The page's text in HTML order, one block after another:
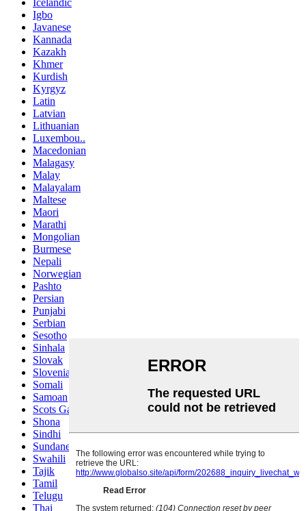
Icelandic
Igbo
Javanese
Kannada
Kazakh
Khmer
Kurdish
Kyrgyz
Latin
Latvian
Lithuanian
Luxembou..
Macedonian
Malagasy
Malay
Malayalam
Maltese
Maori
Marathi
Mongolian
Burmese
Nepali
Norwegian
Pashto
Persian
Punjabi
Serbian
Sesotho
Sinhala
Slovak
Slovenian
Somali
Samoan
Scots Gaelic
Shona
Sindhi
Sundanese
Swahili
Tajik
Tamil
Telugu
Thai